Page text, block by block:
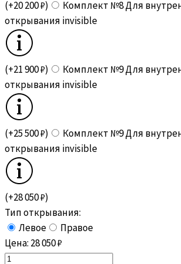
(+20 200 ₽)
Комплект №8 Для
открывания invisible
(+21 900 ₽)
Комплект №9 Для
открывания invisible
(+25 500 ₽)
Комплект №9 Для
открывания invisible
(+28 050 ₽)
Тип открывания:
Левое
Правое
Цена: 28 050₽